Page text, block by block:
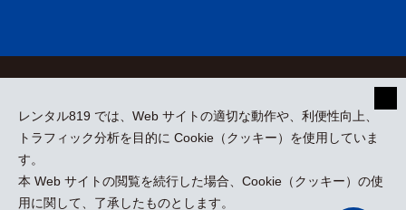
レンタル819 では、Web サイトの適切な動作や、利便性向上、
トラフィック分析を目的に Cookie（クッキー）を使用していま
す。
本 Web サイトの閲覧を続行した場合、Cookie（クッキー）の使
用に関して、了承したものとします。
採用情報
プレスリリース
kizuki Rental Service © All Rights Reserved.